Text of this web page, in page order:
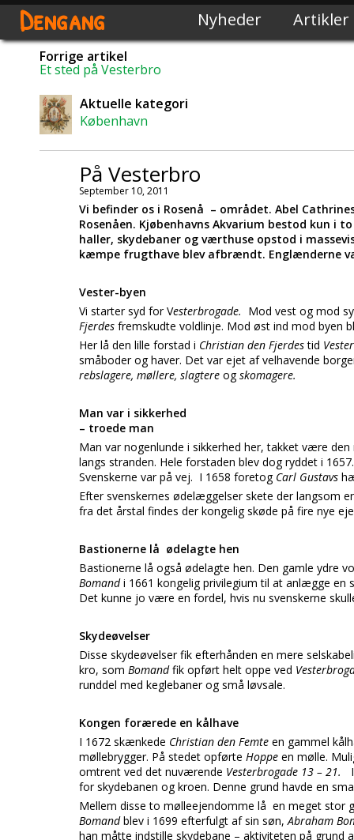
Dengang Nyheder Artikler
Forrige artikel
Et sted på Vesterbro
Aktuelle kategori
København
På Vesterbro
September 10, 2011
Vi befinder os i Rosenå – området. Abel
Rosenåen. Kjøbenhavns Akvarium bestod kun
haller, skydebaner og værthuse opstod i
kæmpe frugthave blev afbrændt. Englænderne
Vester-byen
Vi starter syd for Vesterbrogade. Mod vest og mod
Fjerdes fremskudte voldlinje. Mod øst ind mod byen
Her lå den lille forstad i Christian den Fjerdestid
småboder og haver. Det var ejet af velhavende
rebslagere, møllere, slagtere ogskomagere.
Man var i sikkerhed
– troede man
Man var nogenlunde i sikkerhed her, takket være
langs stranden. Hele forstaden blev dog ryddet i 1657.
Svenskerne var på vej. I 1658 foretog Carl Gustavs
Efter svenskernes ødelæggelser skete der langsom
fra det årstal findes der kongelig skøde på fire nye
Bastionerne lå ødelagte hen
Bastionerne lå også ødelagte hen. Den gamle ydre
Bomandi 1661 kongelig privilegium til at anlægge en
Det kunne jo være en fordel, hvis nu svenskerne
Skydeøvelser
Disse skydeøvelser fik efterhånden en mere
kro, som Bomandfik opført helt oppe ved
runddel med keglebaner og små løvsale.
Kongen forærede en kålhave
I 1672 skænkede Christian den Femte en gammel
møllebrygger. På stedet opførte Hoppe en mølle.
omtrent ved det nuværende Vesterbrogade 13 – 21.
for skydebanen og kroen. Denne grund havde en
Mellem disse to mølleejendomme lå en meget stor
Bomandblev i 1699 efterfulgt af sin søn,Abraham
han måtte indstille skydebane – aktiviteten på grund